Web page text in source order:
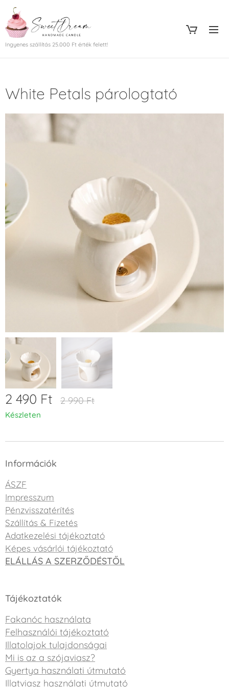
Ingyenes szállítás 25.000 Ft érték felett!
White Petals párologtató
2 490 Ft 2 990Ft
Készleten
Információk
ÁSZF
Impresszum
Pénzvisszatérítés
Szállítás & Fizetés
Adatkezelési tájékoztató
Képes vásárlói tájékoztató
ELÁLLÁS A SZERZŐDÉSTŐL
Tájékoztatók
Fakanóc használata
Felhasználói tájékoztató
Illatolajok tulajdonságai
Mi is az a szójaviasz?
Gyertya használati útmutató
Illatviasz használati útmutató